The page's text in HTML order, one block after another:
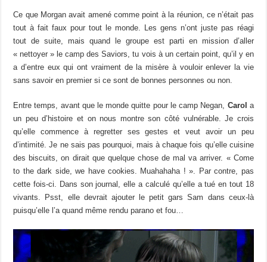
Ce que Morgan avait amené comme point à la réunion, ce n’était pas
tout à fait faux pour tout le monde. Les gens n’ont juste pas réagi
tout de suite, mais quand le groupe est parti en mission d’aller
« nettoyer » le camp des Saviors, tu vois à un certain point, qu’il y en
a d’entre eux qui ont vraiment de la misère à vouloir enlever la vie
sans savoir en premier si ce sont de bonnes personnes ou non.
Entre temps, avant que le monde quitte pour le camp Negan, Carol a
un peu d’histoire et on nous montre son côté vulnérable. Je crois
qu’elle commence à regretter ses gestes et veut avoir un peu
d’intimité. Je ne sais pas pourquoi, mais à chaque fois qu’elle cuisine
des biscuits, on dirait que quelque chose de mal va arriver. « Come
to the dark side, we have cookies. Muahahaha ! ». Par contre, pas
cette fois-ci. Dans son journal, elle a calculé qu’elle a tué en tout 18
vivants. Psst, elle devrait ajouter le petit gars Sam dans ceux-là
puisqu’elle l’a quand même rendu parano et fou…